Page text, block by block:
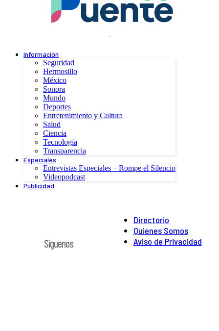
.
Información
Seguridad
Hermosillo
México
Sonora
Mundo
Deportes
Entretenimiento y Cultura
Salud
Ciencia
Tecnología
Transparencia
Especiales
Entrevistas Especiales – Rompe el Silencio
Videopodcast
Publicidad
Directorio
Quienes Somos
Aviso de Privacidad
Síguenos